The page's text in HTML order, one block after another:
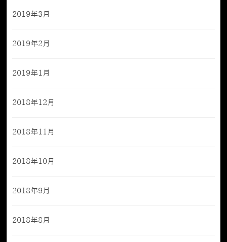
2019年3月
2019年2月
2019年1月
2018年12月
2018年11月
2018年10月
2018年9月
2018年8月